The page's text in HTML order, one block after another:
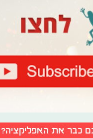
כבר את האפליקציה?